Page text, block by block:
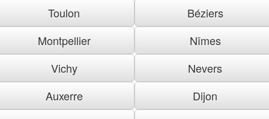
Toulon
Béziers
Montpellier
Nîmes
Vichy
Nevers
Auxerre
Dijon